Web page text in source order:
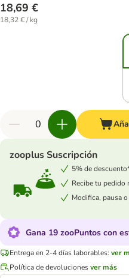
18,69 €
18,32 € / kg
zooplus Suscripción
5% de
Recibe tu pedido
Modifica, pausa
Gana 19 zooPuntos con
Entrega en 2-4 días laborables: ver
Política de devolucionesver más